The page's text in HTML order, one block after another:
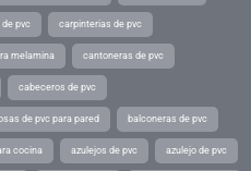
pvc carpinterias de pvc
melamina cantoneras de pvc
cabeceros de pvc
de pvc para pared balconeras de pvc
cocina azulejos de pvc azulejo de pvc